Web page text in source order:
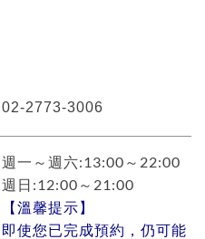
02-2773-3006
週一～週六:13:00～22:00
週日:12:00～21:00
【溫馨提示】
即使您已完成預約，仍可能